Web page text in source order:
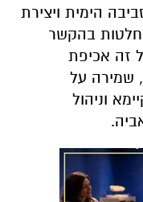
הימית ויצירת
בהקשר
זה אכיפת
שמירה על
וניהול